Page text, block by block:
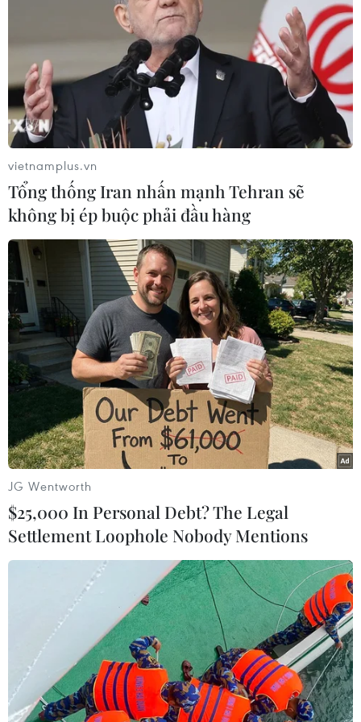
có triệu chứng nhẹ và nguy cơ bệnh đậu mùa khỉ lây
lan trong cộng đồng nói chung là rất thấp.
Cảnh báo nguy cơ dịch đậu mùa khỉ bùng
phát toàn châu Âu
25/05/2022 01:10
Đậu mùa khỉ là virus hiếm gặp, thường lây nhiễm sau
khi con người tiếp xúc với loài khỉ. Tỷ lệ tử vong của
bệnh là khoảng 10%.
vietnamplus.vn
Tổng thống Iran nhấn mạnh Tehran sẽ
không bị ép buộc phải đầu hàng
JG Wentworth
$25,000 In Personal Debt? The Legal
Settlement Loophole Nobody Mentions